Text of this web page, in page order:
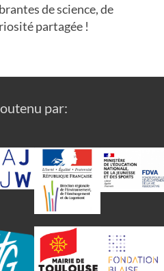
de science, de
partagée !
par: